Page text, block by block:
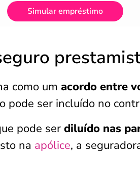
Simular empréstimo
como um acordo entre
pode ser incluído no
pode ser diluído nas
na apólice, a